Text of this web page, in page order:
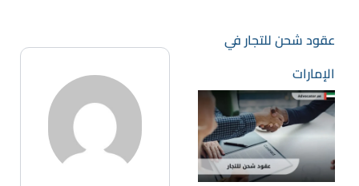
عقود شحن للتجار في
الإمارات